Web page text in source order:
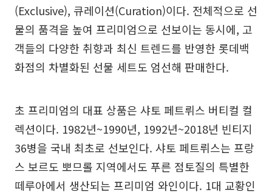
(Exclusive), 큐레이션(Curation)이다. 전체적으로 선
물의 품격을 높여 프리미엄으로 선보이는 동시에, 고
객들의 다양한 취향과 최신 트렌드를 반영한 롯데백
화점의 차별화된 선물 세트도 엄선해 판매한다.
초 프리미엄의 대표 상품은 샤토 페트뤼스 버티컬 컬
렉션이다. 1982년~1990년, 1992년~2018년 빈티지
36병을 국내 최초로 선보인다. 샤토 페트뤼스는 프랑
스 보르도 뽀므롤 지역에서도 푸른 점토질의 특별한
떼루아에서 생산되는 프리미엄 와인이다. 1대 교황인